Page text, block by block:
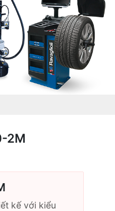
2M
kế với kiểu